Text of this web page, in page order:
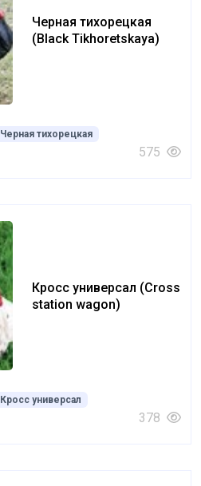
Черная тихорецкая
(Black Tikhoretskaya)
Черная тихорецкая
575
Кросс универсал (Cross
station wagon)
Кросс универсал
378